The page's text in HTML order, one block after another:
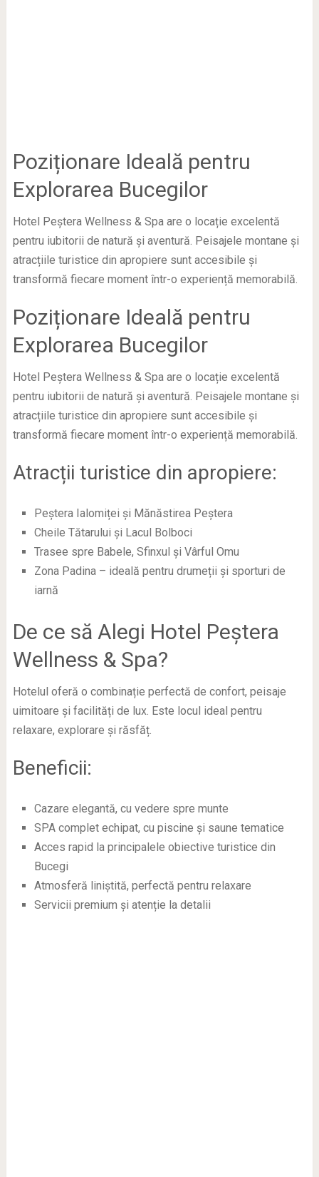
Poziționare Ideală pentru
Explorarea Bucegilor
Hotel Peștera Wellness & Spa are o locație excelentă
pentru iubitorii de natură și aventură. Peisajele montane și
atracțiile turistice din apropiere sunt accesibile și
transformă fiecare moment într-o experiență memorabilă.
Poziționare Ideală pentru
Explorarea Bucegilor
Hotel Peștera Wellness & Spa are o locație excelentă
pentru iubitorii de natură și aventură. Peisajele montane și
atracțiile turistice din apropiere sunt accesibile și
transformă fiecare moment într-o experiență memorabilă.
Atracții turistice din apropiere:
Peștera Ialomiței și Mănăstirea Peștera
Cheile Tătarului și Lacul Bolboci
Trasee spre Babele, Sfinxul și Vârful Omu
Zona Padina – ideală pentru drumeții și sporturi de
iarnă
De ce să Alegi Hotel Peștera
Wellness & Spa?
Hotelul oferă o combinație perfectă de confort, peisaje
uimitoare și facilități de lux. Este locul ideal pentru
relaxare, explorare și răsfăț.
Beneficii:
Cazare elegantă, cu vedere spre munte
SPA complet echipat, cu piscine și saune tematice
Acces rapid la principalele obiective turistice din
Bucegi
Atmosferă liniștită, perfectă pentru relaxare
Servicii premium și atenție la detalii